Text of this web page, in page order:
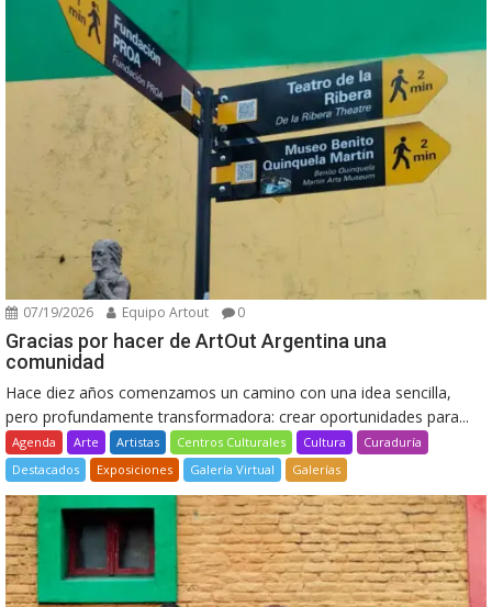
07/19/2026 Equipo Artout 0
Gracias por hacer de ArtOut Argentina una
comunidad
Hace diez años comenzamos un camino con una idea sencilla,
pero profundamente transformadora: crear oportunidades para...
Agenda Arte Artistas Centros Culturales Cultura
Curaduría
Destacados
Exposiciones Galería Virtual Galerías